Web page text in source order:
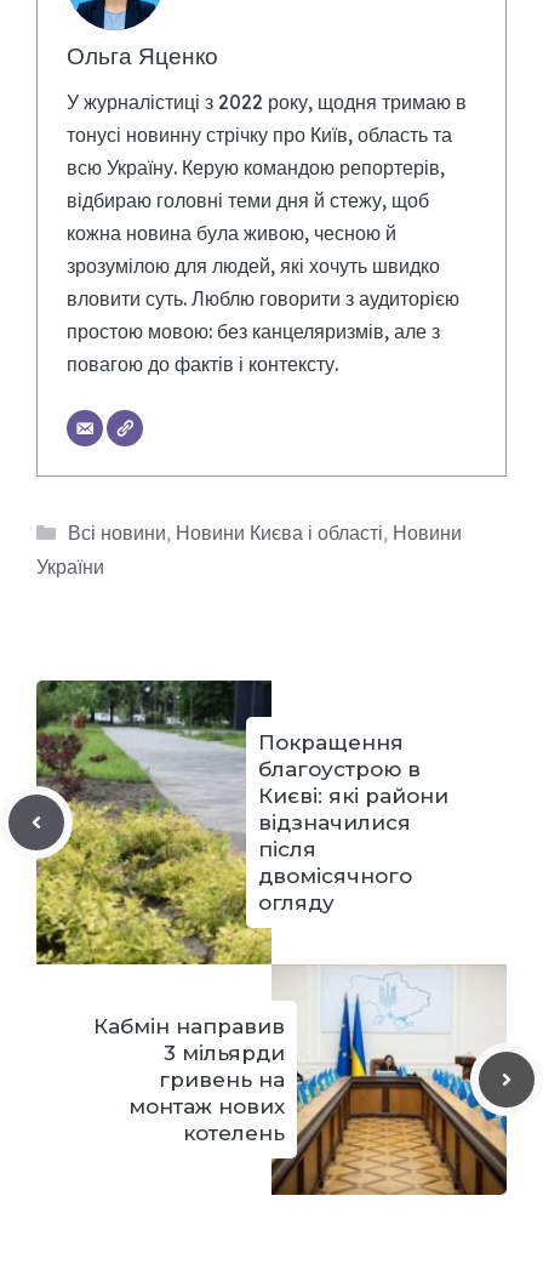
Ольга Яценко
У журналістиці з 2022 року, щодня тримаю в
тонусі новинну стрічку про Київ, область та
всю Україну. Керую командою репортерів,
відбираю головні теми дня й стежу, щоб
кожна новина була живою, чесною й
зрозумілою для людей, які хочуть швидко
вловити суть. Люблю говорити з аудиторією
простою мовою: без канцеляризмів, але з
повагою до фактів і контексту.
Категорії
Всі новини, Новини Києва і області, Новини
України
Покращення
благоустрою в
Києві: які райони
відзначилися
після
двомісячного
огляду
Кабмін направив
3 мільярди
гривень на
монтаж нових
котелень